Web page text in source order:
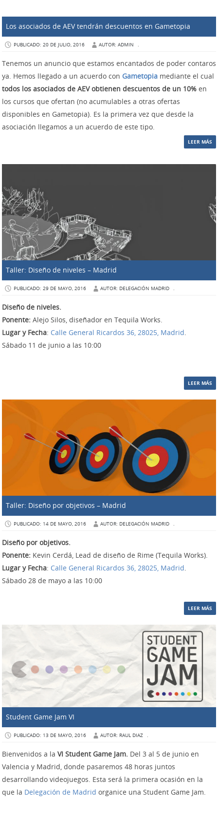
Los asociados de AEV tendrán descuentos en Gametopia
PUBLICADO: 20 DE JULIO, 2016 AUTOR: ADMIN .
Tenemos un anuncio que estamos encantados de poder contaros
ya. Hemos llegado a un acuerdo con Gametopia mediante el cual
todos los asociados de AEV obtienen descuentos de un 10% en
los cursos que ofertan (no acumulables a otras ofertas
disponibles en Gametopia). Es la primera vez que desde la
asociación llegamos a un acuerdo de este tipo.
LEER MÁS
Taller: Diseño de niveles – Madrid
PUBLICADO: 29 DE MAYO, 2016 AUTOR: DELEGACIÓN MADRID .
Diseño de niveles.
Ponente: Alejo Silos, diseñador en Tequila Works.
Lugar y Fecha: Calle General Ricardos 36, 28025, Madrid.
Sábado 11 de junio a las 10:00
LEER MÁS
Taller: Diseño por objetivos – Madrid
PUBLICADO: 14 DE MAYO, 2016 AUTOR: DELEGACIÓN MADRID .
Diseño por objetivos.
Ponente: Kevin Cerdá, Lead de diseño de Rime (Tequila Works).
Lugar y Fecha: Calle General Ricardos 36, 28025, Madrid.
Sábado 28 de mayo a las 10:00
LEER MÁS
Student Game Jam VI
PUBLICADO: 13 DE MAYO, 2016 AUTOR: RAUL DIAZ .
Bienvenidos a la VI Student Game Jam. Del 3 al 5 de junio en
Valencia y Madrid, donde pasaremos 48 horas juntos
desarrollando videojuegos. Esta será la primera ocasión en la
que la Delegación de Madrid organice una Student Game Jam.